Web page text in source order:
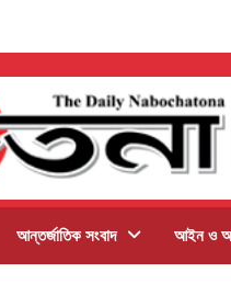
আন্তর্জাতিক সংবাদ আইন ও